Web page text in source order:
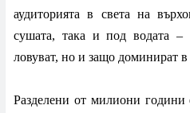
аудиторията в света на
сушата, така и под водата
ловуват, но и защо доминират в
Разделени от милиони